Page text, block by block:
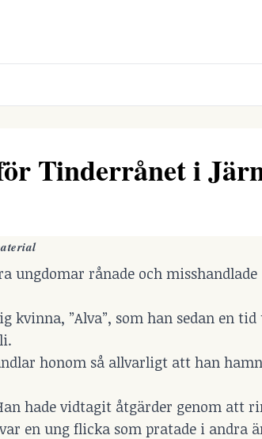
Tinderrånet i
ungdomar rånade och misshandlade
”Alva”, som han sedan en
honom så allvarligt att han
hade vidtagit åtgärder genom att
en ung flicka som pratade i andra